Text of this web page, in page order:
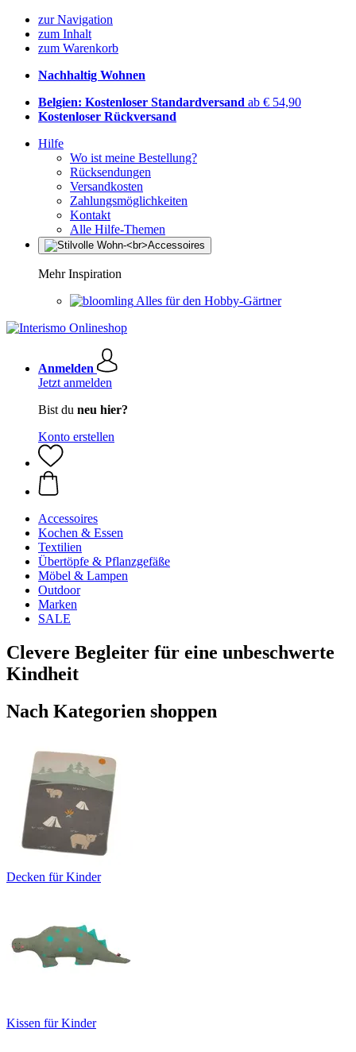
zur Navigation
zum Inhalt
zum Warenkorb
Nachhaltig Wohnen
Belgien: Kostenloser Standardversand ab € 54,90
Kostenloser Rückversand
Hilfe
Wo ist meine Bestellung?
Rücksendungen
Versandkosten
Zahlungsmöglichkeiten
Kontakt
Alle Hilfe-Themen
Mehr Inspiration
Alles für den Hobby-Gärtner
Anmelden
Jetzt anmelden
Bist du neu hier?
Konto erstellen
Accessoires
Kochen & Essen
Textilien
Übertöpfe & Pflanzgefäße
Möbel & Lampen
Outdoor
Marken
SALE
Clevere Begleiter für eine unbeschwerte
Kindheit
Nach Kategorien shoppen
Decken für Kinder
Kissen für Kinder